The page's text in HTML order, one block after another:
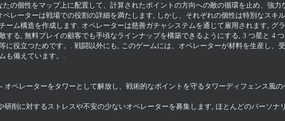
の個性をマップ上に配置して、計算されたポイントの方向への敵の循環を止め、強力
レーターは戦場での役割の詳細を満たします, しかし、それぞれの個性は特別なスキ
ーム構造を作成します. オペレーターは慈善ガチャシステムを通じて雇用されます, グ
する, 無料プレイの顧客でも手頃なラインナップを構築できるようにする, 3 つ星と 4
に役立つためです。. 戦闘以外にも, このゲームには、オペレーターが材料を生産し、
も備えています。.
オペレーターをタワーとして解放し、戦術的なポイントを守るタワーディフェンス風の
研削に対するストレスや不安の少ないオペレーターを募集します, ほとんどのパーソナ